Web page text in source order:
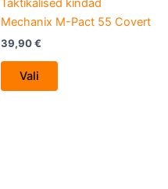
Taktikalised kindad
Mechanix M-Pact 55 Covert
39,90€
Vali
the
product